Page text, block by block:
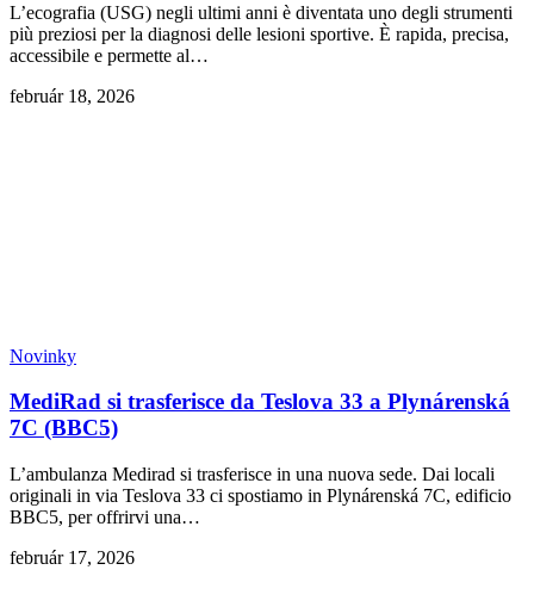
L’ecografia (USG) negli ultimi anni è diventata uno degli strumenti
più preziosi per la diagnosi delle lesioni sportive. È rapida, precisa,
accessibile e permette al…
február 18, 2026
Novinky
MediRad si trasferisce da Teslova 33 a Plynárenská
7C (BBC5)
L’ambulanza Medirad si trasferisce in una nuova sede. Dai locali
originali in via Teslova 33 ci spostiamo in Plynárenská 7C, edificio
BBC5, per offrirvi una…
február 17, 2026